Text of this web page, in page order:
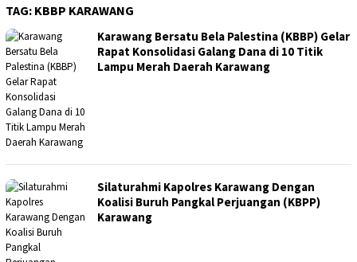
TAG: KBBP KARAWANG
Karawang Bersatu Bela Palestina (KBBP) Gelar
Rapat Konsolidasi Galang Dana di 10 Titik
Lampu Merah Daerah Karawang
Silaturahmi Kapolres Karawang Dengan
Koalisi Buruh Pangkal Perjuangan (KBPP)
Karawang